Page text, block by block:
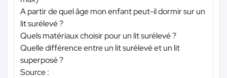
A partir de quel âge mon enfant peut-il dormir sur un
lit surélevé ?
Quels matériaux choisir pour un lit surélevé ?
Quelle différence entre un lit surélevé et un lit
superposé ?
Source :